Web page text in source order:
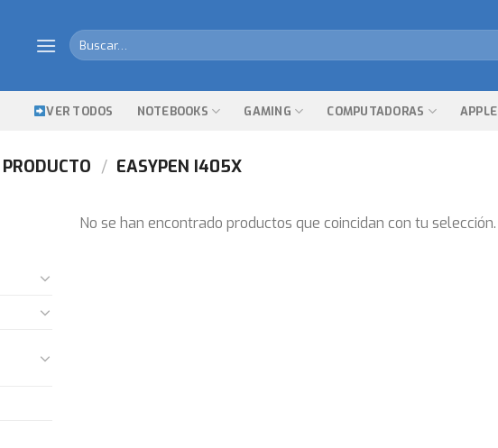
Buscar
por:
VER TODOS NOTEBOOKS GAMING COMPUTADORAS APPLE
/ EASYPEN I405X
No se han encontrado productos que coincidan con tu selección.